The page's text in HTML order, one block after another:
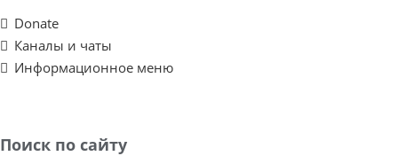
Donate
Каналы и чаты
Информационное меню
Поиск по сайту